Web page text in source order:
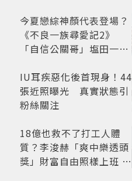
今夏戀綜神顏代表登場？
《不良一族尋愛記2》
「自信公關哥」塩田一馬
老闆
IU耳疾惡化後首現身！44
張近照曝光 真實狀態引
粉絲關注
18億也救不了打工人體
質？李浚赫「爽中樂透頭
獎」財富自由照樣上班 西